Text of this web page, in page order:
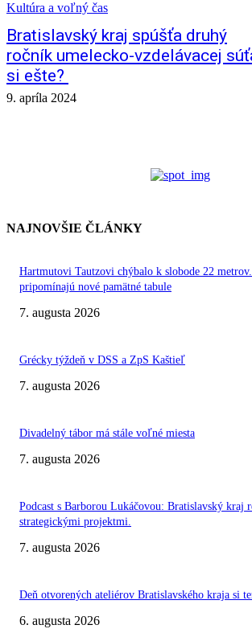
Kultúra a voľný čas
Bratislavský kraj spúšťa druhý
ročník umelecko-vzdelávacej
si ešte?
9. apríla 2024
NAJNOVŠIE ČLÁNKY
Hartmutovi Tautzovi chýbalo k slobode 22
pripomínajú nové pamätné tabule
7. augusta 2026
Grécky týždeň v DSS a ZpS Kaštieľ
7. augusta 2026
Divadelný tábor má stále voľné miesta
7. augusta 2026
Podcast s Barborou Lukáčovou: Bratislavský kraj
strategickými projektmi.
7. augusta 2026
Deň otvorených ateliérov Bratislavského kraja si
6. augusta 2026